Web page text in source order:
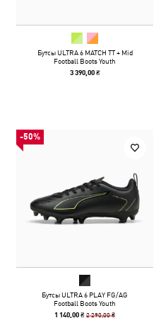
Бутсы ULTRA 6 MATCH TT + Mid
Football Boots Youth
3 390,00 ₴
-50%
Бутсы ULTRA 6 PLAY FG/AG
Football Boots Youth
1 140,00 ₴2 290,00 ₴